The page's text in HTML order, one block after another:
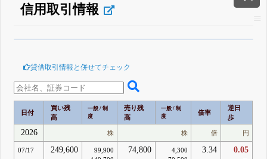
信用取引情報
登録すると永久30%OFFと米株版の先行利用も付きます
貸借取引情報と併せてチェック
日付
買い残
高
一般 / 制
度
売り残
高
一般 / 制
度
倍率
逆日
歩
2026 株 株 倍 円
07/17 249,600
99,900
74,800
4,300
3.34 0.05